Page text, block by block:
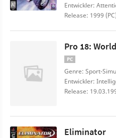
Entwickler:
Release: 1999
Pro 18:
PC
Genre: Sport-
Entwickler:
Release:
Eliminator